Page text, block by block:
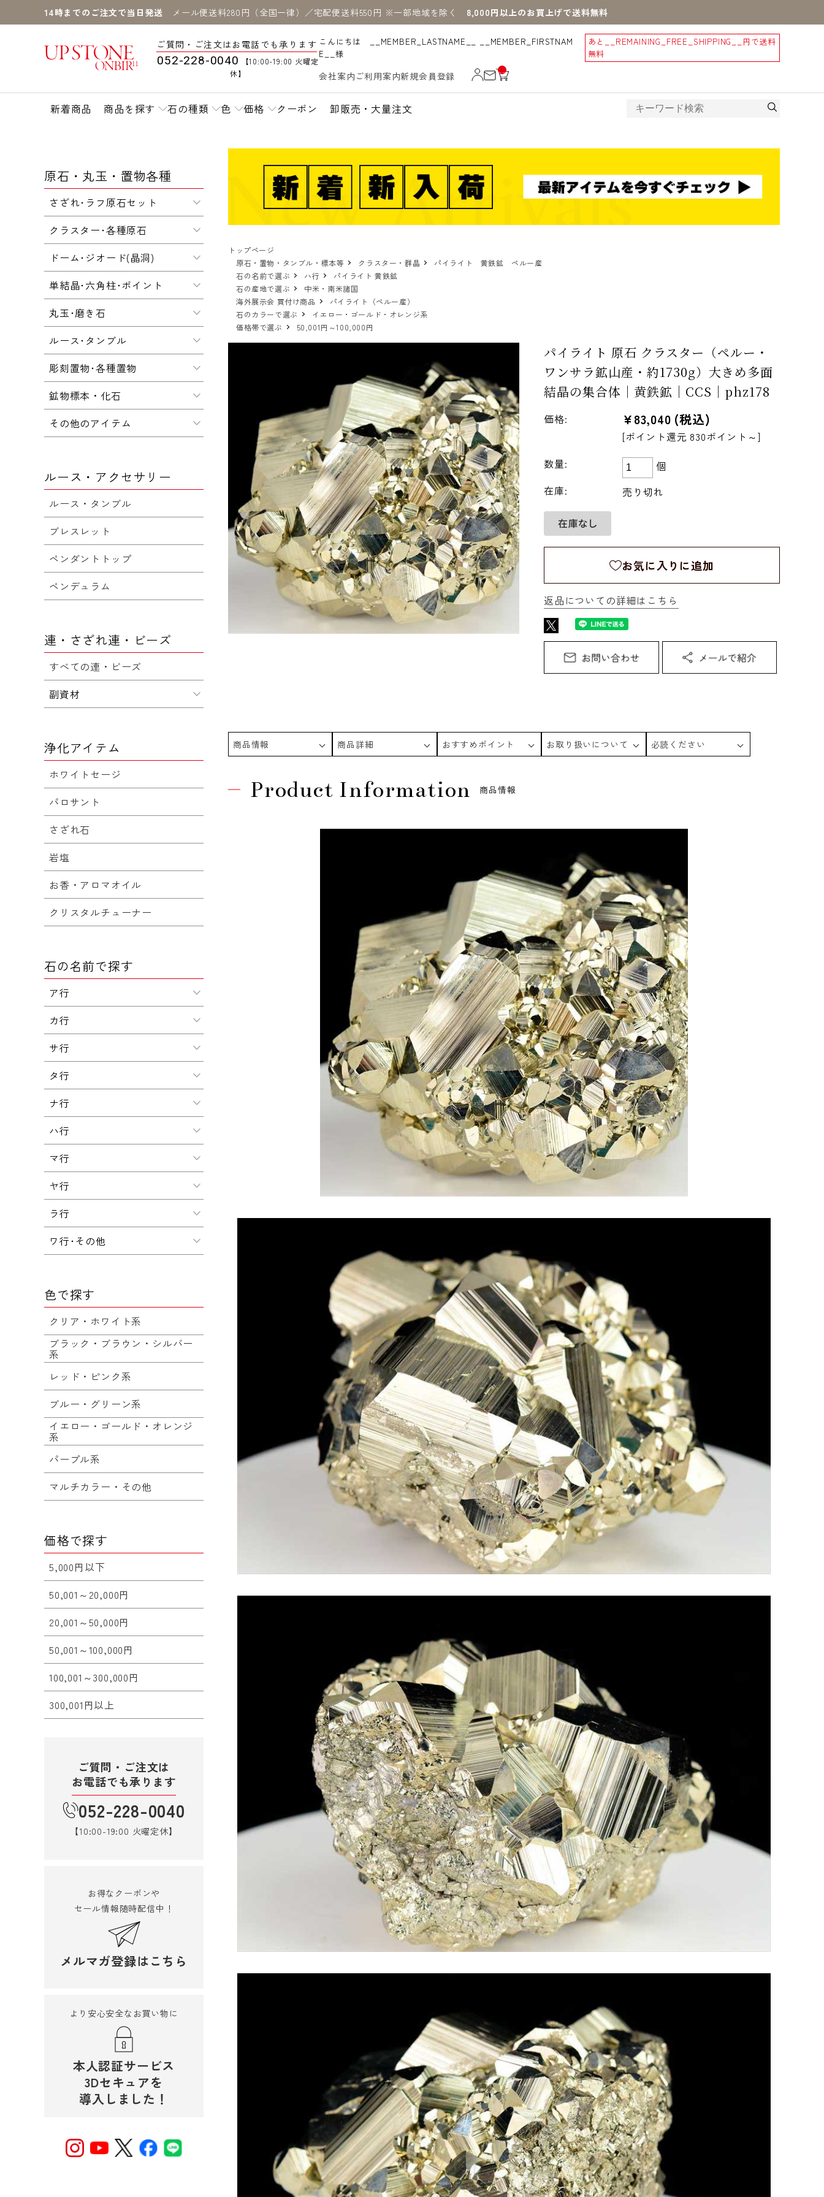
14時までのご注文で当日発送 メール便送料280円（全国一律）／宅配便送料550円 ※一部地域を除く 8,000円以上のお買上げで送料無料
ご質問・ご注文はお電話でも承ります
052-228-0040
【10:00-19:00 火曜定
休】
こんにちは __MEMBER_LASTNAME__ __MEMBER_FIRSTNAM
E__様
あと __REMAINING_FREE_SHIPPING__
円で送料
無料
会社案内 ご利用案内新規会員登録
__
IT
_C
新着商品 商品を探す 石の種類 色 価格 クーポン 卸販売・大量注文
トップページ
原石・置物・タンブル・標本等
クラスター・群晶
パイライト 黄鉄鉱 ペルー産
石の名前で選ぶ
ハ行
パイライト 黄鉄鉱
石の産地で選ぶ
中米・南米諸国
海外展示会 買付け商品
パイライト（ペルー産）
石のカラーで選ぶ
イエロー・ゴールド・オレンジ系
価格帯で選ぶ
50,001円～100,000円
パイライト 原石 クラスター（ペルー・
ワンサラ鉱山産・約1730g）大きめ多面
結晶の集合体｜黄鉄鉱｜CCS｜phz178
価格: ¥83,040 (税込)
[ポイント還元 830ポイント～]
数量:
個
在庫:
売り切れ
お気に入りに追加
返品についての詳細はこちら
商品情報 商品詳細 おすすめポイント お取り扱いについて 必読ください
Product Information 商品情報
原石・丸玉・置物各種
さざれ･ラフ原石セット
クラスター･各種原石
ドーム･ジオード(晶洞)
単結晶･六角柱･ポイント
丸玉･磨き石
ルース･タンブル
彫刻置物･各種置物
鉱物標本・化石
その他のアイテム
ルース・アクセサリー
ルース・タンブル
ブレスレット
ペンダントトップ
ペンデュラム
連・さざれ連・ビーズ
すべての連・ビーズ
副資材
浄化アイテム
ホワイトセージ
パロサント
さざれ石
岩塩
お香・アロマオイル
クリスタルチューナー
石の名前で探す
ア行
カ行
サ行
タ行
ナ行
ハ行
マ行
ヤ行
ラ行
ワ行･その他
色で探す
クリア・ホワイト系
ブラック・ブラウン・シルバー
系
レッド・ピンク系
ブルー・グリーン系
イエロー・ゴールド・オレンジ
系
パープル系
マルチカラー・その他
価格で探す
5,000円以下
50,001～20,000円
20,001～50,000円
50,001～100,000円
100,001～300,000円
300,001円以上
ご質問・ご注文は
お電話でも承ります
052-228-0040
【10:00-19:00 火曜定休】
お得なクーポンや
セール情報随時配信中！
メルマガ登録はこちら
より安心安全なお買い物に
本人認証サービス
3Dセキュアを
導入しました！